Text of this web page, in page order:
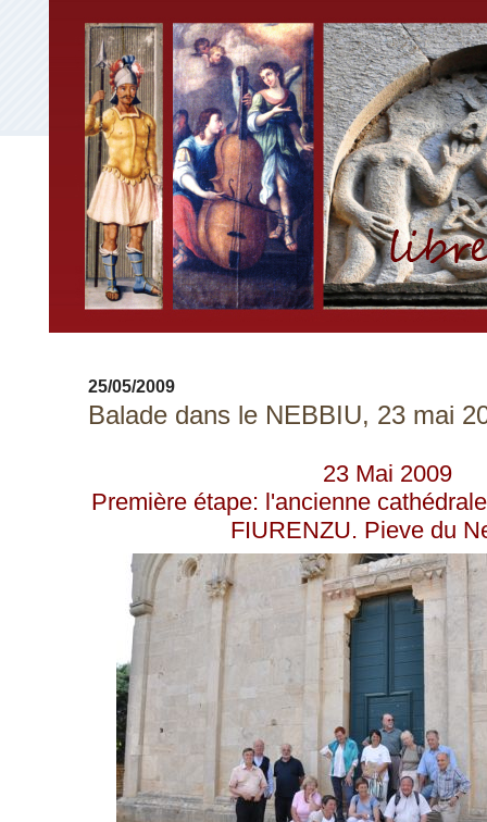
25/05/2009
Balade dans le NEBBIU, 23 mai
23 Mai 2009
Première étape: l'ancienne
FIURENZU. Pieve du